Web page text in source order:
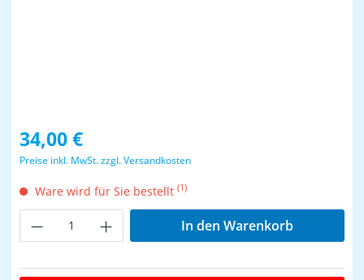
Regulärer Preis:
34,00 €
Preise inkl. MwSt. zzgl. Versandkosten
Ware wird für Sie bestellt (1)
Produkt Anzahl: Gib den gewünschten
In den Warenkorb